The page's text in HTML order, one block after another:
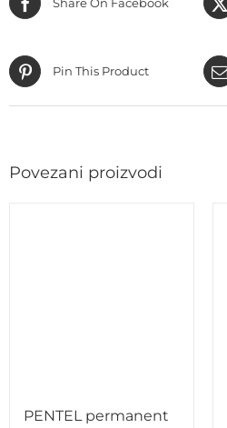
Pin This Product
Povezani proizvodi
PENTEL permanent